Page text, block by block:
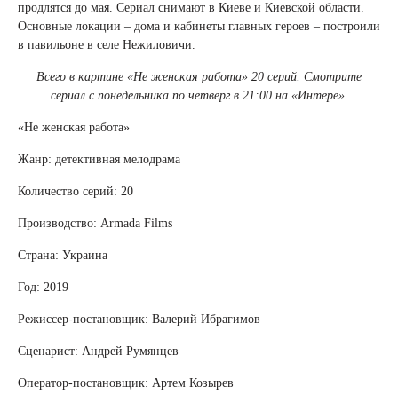
продлятся до мая. Сериал снимают в Киеве и Киевской области.
Основные локации – дома и кабинеты главных героев – построили
в павильоне в селе Нежиловичи.
Всего в картине «Не женская работа» 20 серий. Смотрите
сериал с понедельника по четверг в 21:00 на «Интере».
«Не женская работа»
Жанр: детективная мелодрама
Количество серий: 20
Производство: Armada Films
Страна: Украина
Год: 2019
Режиссер-постановщик: Валерий Ибрагимов
Сценарист: Андрей Румянцев
Оператор-постановщик: Артем Козырев